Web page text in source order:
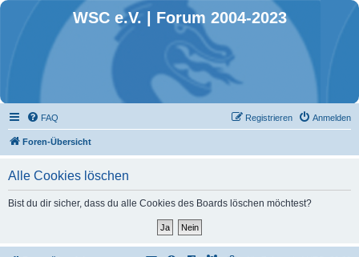
WSC e.V. | Forum 2004-2023
FAQ Anmelden
Registrieren
Foren-Übersicht
Alle Cookies löschen
Bist du dir sicher, dass du alle Cookies des Boards löschen möchtest?